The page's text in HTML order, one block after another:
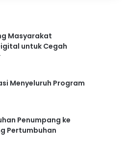
Masyarakat
untuk Cegah
Menyeluruh Program
Penumpang ke
Pertumbuhan